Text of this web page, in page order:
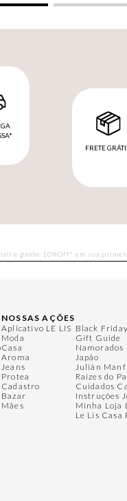
FRETE
NOSSAS AÇÕES
Aplicativo LE LIS
Moda
Casa
Aroma
Jeans
Protea
Cadastro
Bazar
Mães
Black Friday
Gift Guide
Namorados
Japão
Julián
Raízes do
Cuidados
Instruções
Minha Loja
Le Lis Casa